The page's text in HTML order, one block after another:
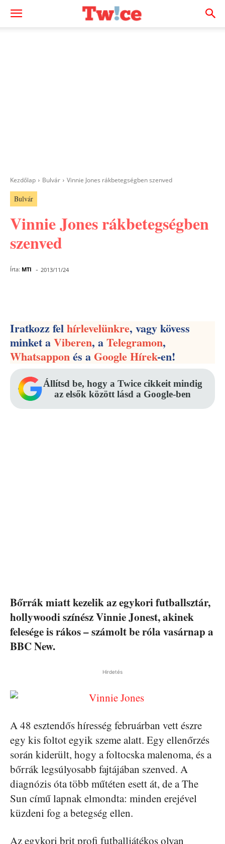
Kezdőlap Bulvár Vinnie Jones rákbetegségben szenved
Bulvár
Vinnie Jones rákbetegségben
szenved
Írta: MTI - 2013/11/24
Iratkozz felhírlevelünkre, vagy kövess
minket aViberen, aTelegramon,
Whatsapponés aGoogle Hírek-en!
Állítsd be, hogy a Twice cikkeit mindig
az elsők között lásd a Google-ben
Bőrrák miatt kezelik az egykori futballsztár,
hollywoodi színész Vinnie Jonest, akinek
felesége is rákos – számolt be róla vasárnap a
BBC New.
Hirdetés
A 48 esztendős híresség februárban vett észre
egy kis foltot egyik szeme alatt. Egy ellenőrzés
során kiderült, hogy a foltocska malenoma, és a
bőrrák legsúlyosabb fajtájában szenved. A
diagnózis óta több műtéten esett át, de a The
Sun című lapnak elmondta: minden erejével
küzdeni fog a betegség ellen.
Az egykori brit profi futballjátékos olyan